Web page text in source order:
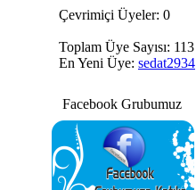
Çevrimiçi Üyeler: 0
Toplam Üye Sayısı: 113
En Yeni Üye: sedat2934
Facebook Grubumuz